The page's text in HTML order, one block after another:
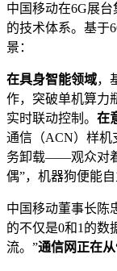
中国移动在6G展台
的技术体系。基于
景：
在具身智能领域，
作，突破单机算力
实时联动控制。 在
通信（ACN）样机
务卸载——观众对
偶”，机器狗便能
中国移动董事长陈
的不仅是0和1的数
流。”通信网正在